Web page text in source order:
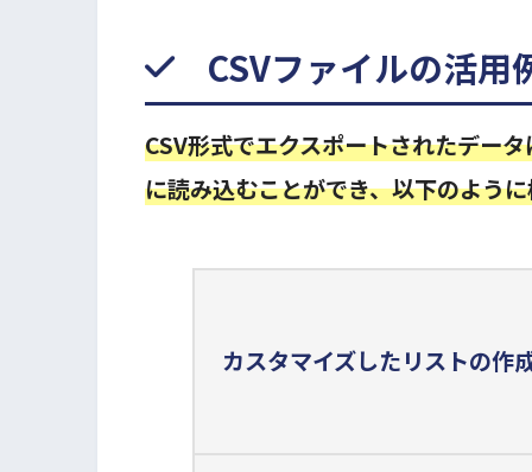
CSVファイルの活用
CSV形式でエクスポートされたデー
に読み込むことができ、以下のよう
カスタマイズしたリストの作